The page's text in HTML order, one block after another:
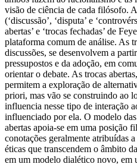
visão de ciência de cada filósofo.
(‘discussão’, ‘disputa’ e
abertas’ e ‘trocas fechadas’ de
plataforma comum de análise. As
discussões, se desenvolvem a
pressupostos e da adoção, em
orientar o debate. As trocas
permitem a exploração de
priori, mas vão se construindo ao
influencia nesse tipo de interação
influenciado por ela. O modelo
abertas apoia-se em uma posição
conotações geralmente atribuídas
éticas que transcendem o âmbito
em um modelo dialético novo, em